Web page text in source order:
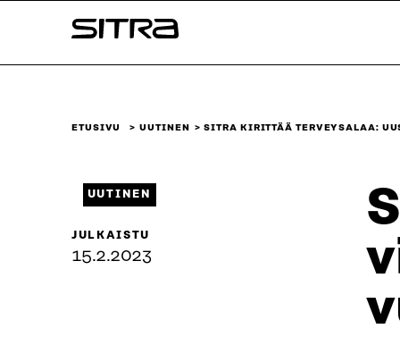
sisältöön
Sitra
ETUSIVU UUTINEN SITRA KIRITTÄÄ TERVEYSALAA:
UUTINEN
JULKAISTU
15.2.2023